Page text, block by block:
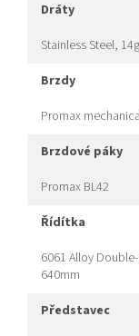
dráty
Stainless Steel, 14g
brzdy
Promax
brzdové páky
Promax BL42
řídítka
6061 Alloy
640mm
představec